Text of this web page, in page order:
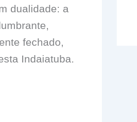
dualidade: a
fechado,
Indaiatuba.